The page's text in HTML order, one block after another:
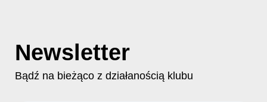
Newsletter
Bądź na bieżąco z działanością klubu